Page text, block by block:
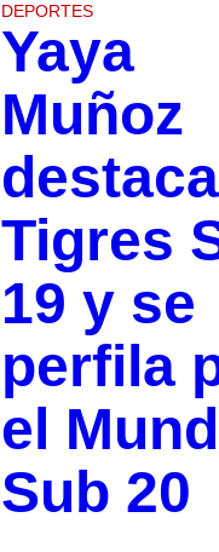
DEPORTES
Yaya
Muñoz
Tigres
19 y se
perfila
el
Sub 20